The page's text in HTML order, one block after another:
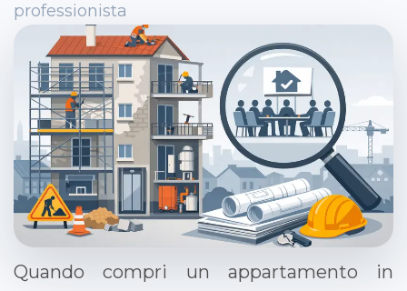
professionista
Quando compri un appartamento in